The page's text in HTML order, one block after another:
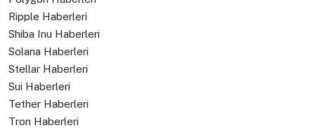
Ripple Haberleri
Shiba Inu Haberleri
Solana Haberleri
Stellar Haberleri
Sui Haberleri
Tether Haberleri
Tron Haberleri